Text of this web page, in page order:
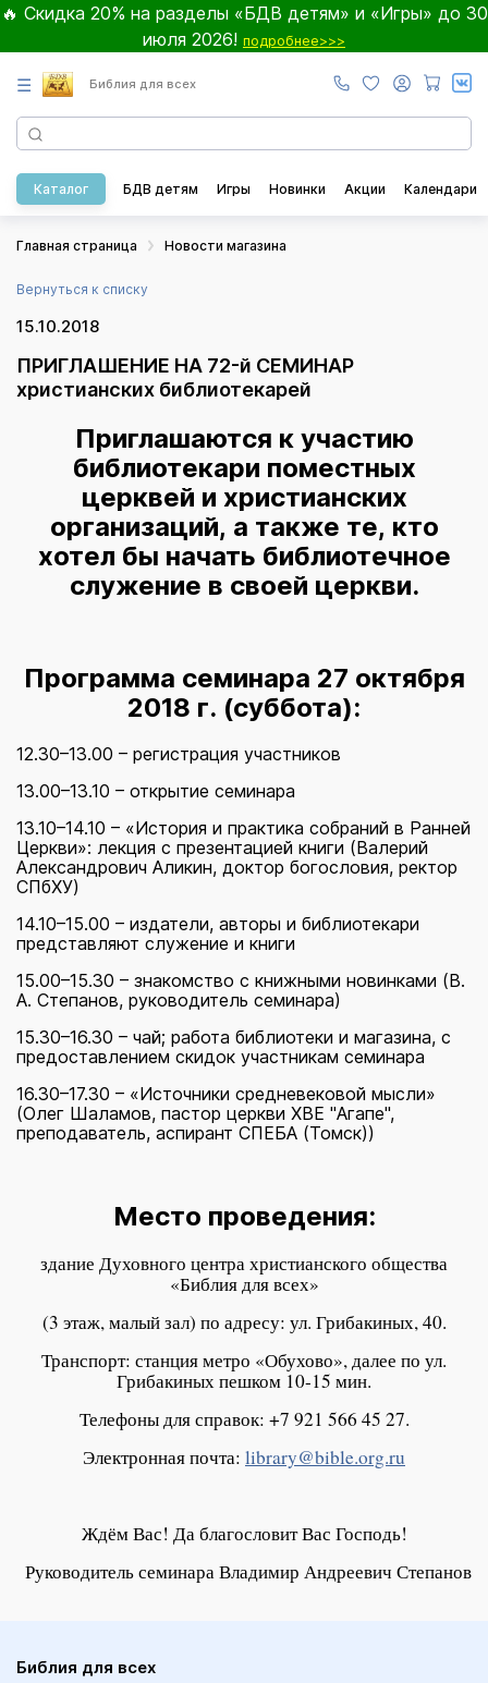
🔥 Скидка 20% на разделы «БДВ детям» и «Игры» до 30
июля 2026! подробнее>>>
☰ Библия для всех
Каталог БДВ детям Игры Новинки Акции Календари
Главная страница Новости магазина
Вернуться к списку
15.10.2018
ПРИГЛАШЕНИЕ НА 72-й СЕМИНАР
христианских библиотекарей
Приглашаются к участию
библиотекари поместных
церквей и христианских
организаций, а также те, кто
хотел бы начать библиотечное
служение в своей церкви.
Программа семинара 27 октября
2018 г. (суббота):
12.30–13.00 – регистрация участников
13.00–13.10 – открытие семинара
13.10–14.10 – «История и практика собраний в Ранней
Церкви»: лекция с презентацией книги (Валерий
Александрович Аликин, доктор богословия, ректор
СПбХУ)
14.10–15.00 – издатели, авторы и библиотекари
представляют служение и книги
15.00–15.30 – знакомство с книжными новинками (В.
А. Степанов, руководитель семинара)
15.30–16.30 – чай; работа библиотеки и магазина, с
предоставлением скидок участникам семинара
16.30–17.30 – «Источники средневековой мысли»
(Олег Шаламов, пастор церкви ХВЕ "Агапе",
преподаватель, аспирант СПЕБА (Томск))
Место проведения:
здание Духовного центра христианского общества
«Библия для всех»
(3 этаж, малый зал) по адресу: ул. Грибакиных, 40.
Транспорт: станция метро «Обухово», далее по ул.
Грибакиных пешком 10-15 мин.
Телефоны для справок: +7 921 566 45 27.
Электронная почта: library@bible.org.ru
Ждём Вас! Да благословит Вас Господь!
Руководитель семинара Владимир Андреевич Степанов
Библия для всех